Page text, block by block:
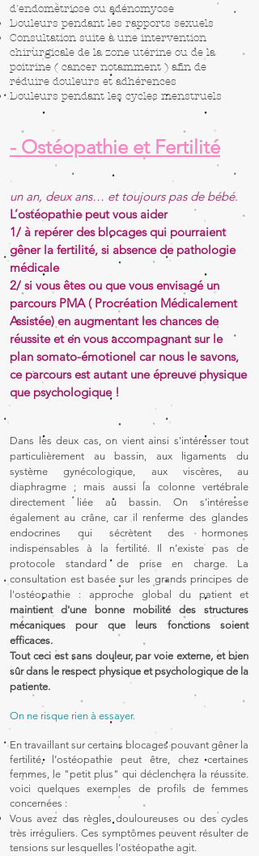
d'endométriose ou adénomyose
Douleurs pendant les rapports sexuels
Consultation suite à une intervention
chirurgicale de la zone utérine ou de la
poitrine ( cancer notamment ) afin de
réduire douleurs et adhérences
Douleurs pendant les cycles menstruels
- Ostéopathie et Fertilité
un an, deux ans… et toujours pas de bébé.
L’ostéopathie peut vous aider
1/ à repérer des blocages qui pourraient
gêner la fertilité, si absence de pathologie
médicale
2/ si vous êtes ou que vous envisagé un
parcours PMA ( Procréation Médicalement
Assistée) en augmentant les chances de
réussite et en vous accompagnant sur le
plan somato-émotionel car nous le savons,
ce parcours est autant une épreuve physique
que psychologique !
Dans les deux cas, on vient ainsi s'intéresser tout
particulièrement au bassin, aux ligaments du
système gynécologique, aux viscères, au
diaphragme ; mais aussi la colonne vertébrale
directement liée au bassin. On s’intéresse
également au crâne, car il renferme des glandes
endocrines qui sécrètent des hormones
indispensables à la fertilité. Il n’existe pas de
protocole standard de prise en charge. La
consultation est basée sur les grands principes de
l'ostéopathie : approche global du patient et
maintient d'une bonne mobilité des structures
mécaniques pour que leurs fonctions soient
efficaces.
Tout ceci est sans douleur, par voie externe, et bien
sûrdans le respect physique et psychologique de la
patiente.
On ne risque rien à essayer.
En travaillant sur certains blocages pouvant gêner la
fertilité, l’ostéopathie peut être, chez certaines
femmes, le "petit plus" qui déclenchera la réussite.
voici quelques exemples de profils de femmes
concernées :
Vous avez des règles douloureuses ou des cycles
très irréguliers. Ces symptômes peuvent résulter de
tensions sur lesquelles l’ostéopathe agit.